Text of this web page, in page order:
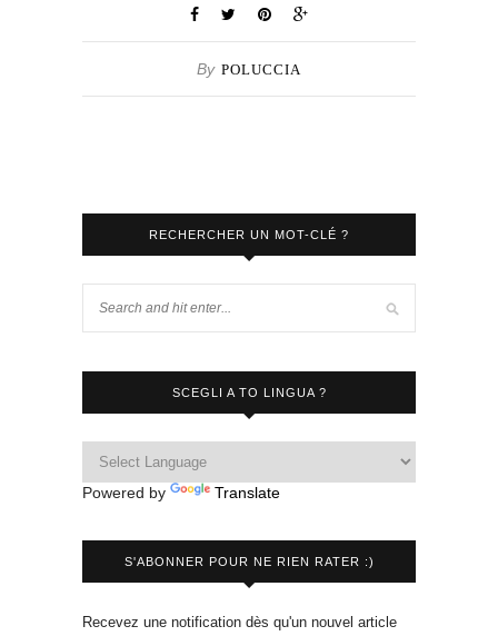
By POLUCCIA
RECHERCHER UN MOT-CLÉ ?
SCEGLI A TO LINGUA ?
Powered by Translate
S'ABONNER POUR NE RIEN RATER :)
Recevez une notification dès qu'un nouvel article